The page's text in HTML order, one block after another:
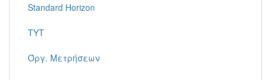
Standard Horizon
TYT
Όργ. Μετρήσεων